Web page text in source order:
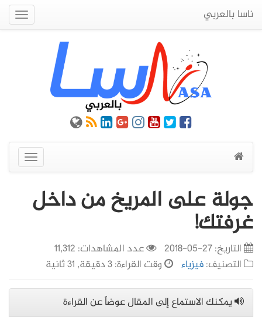
ناسا بالعربي
عرض
القائمة
جولة على المريخ من داخل
غرفتك!
التاريخ:27-05-2018
عدد المشاهدات: 11,312
التصنيف:فيزياء وقت القراءة: 3 دقيقة, 31 ثانية
يمكنك الاستماع إلى المقال عوضاً عن القراءة